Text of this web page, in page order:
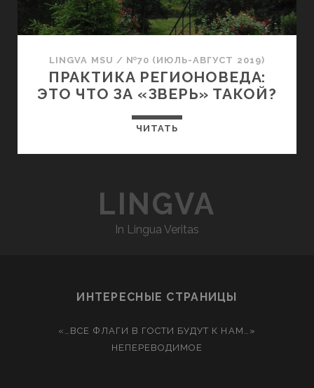
LINGVA MSU / №70 (ИЮЛЬ-АВГУСТ 2019)
ПРАКТИКА РЕГИОНОВЕДА:
ЭТО ЧТО ЗА «ЗВЕРЬ» ТАКОЙ?
ЧИТАТЬ
LINGVA
In Lingua Veritas
ИНТЕРЕСНЫЕ СТРАНИЦЫ
«…ВСЕ ФЛАГИ В ГОСТИ БУДУТ К НАМ…»
НЕПЕРЕВОДИМОЕ